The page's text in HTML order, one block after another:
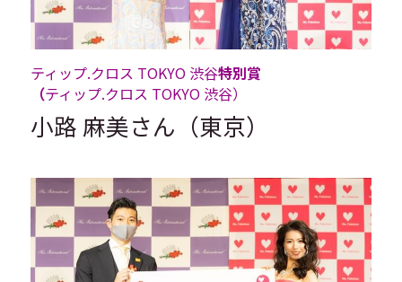
ティップ.クロス TOKYO 渋谷特別賞
（ティップ.クロス TOKYO 渋谷）
小路 麻美さん（東京）